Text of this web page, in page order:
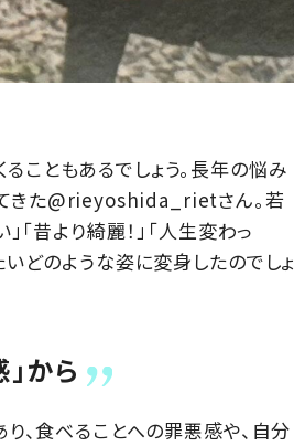
こともあるでしょう。長年の悩み
きた@rieyoshida_rietさん。若
昔より綺麗！」「人生変わっ
いどのような姿に変身したのでしょ
から
り、食べることへの罪悪感や、自分